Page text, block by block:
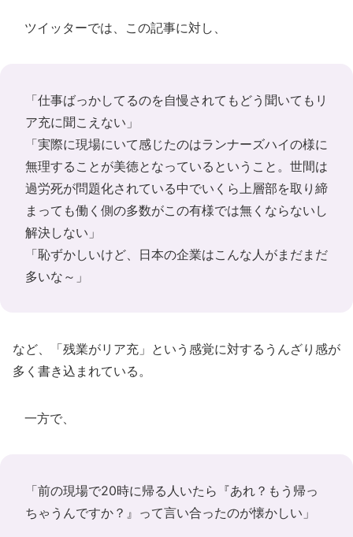
ツイッターでは、この記事に対し、
「仕事ばっかしてるのを自慢されてもどう聞いてもリ
ア充に聞こえない」
「実際に現場にいて感じたのはランナーズハイの様に
無理することが美徳となっているということ。世間は
過労死が問題化されている中でいくら上層部を取り締
まっても働く側の多数がこの有様では無くならないし
解決しない」
「恥ずかしいけど、日本の企業はこんな人がまだまだ
多いな～」
など、「残業がリア充」という感覚に対するうんざり感が
多く書き込まれている。
一方で、
「前の現場で20時に帰る人いたら『あれ？もう帰っ
ちゃうんですか？』って言い合ったのが懐かしい」